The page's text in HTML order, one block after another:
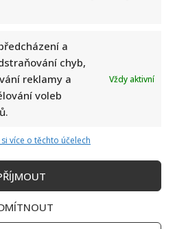
a
chyb,
reklamy a
voleb
Vždy aktivní
více o těchto účelech
dobrotách: Starší ročníky si